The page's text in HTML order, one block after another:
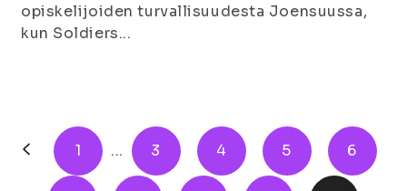
opiskelijoiden turvallisuudesta Joensuussa,
kun Soldiers...
1 ... 3 4 5 6